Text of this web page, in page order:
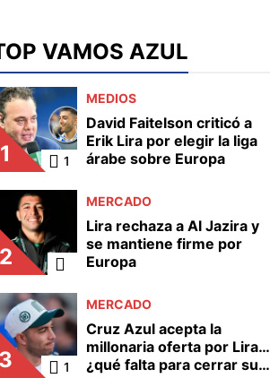
VAMOS AZUL
1 1
MEDIOS
David Faitelson criticó a
Erik Lira por elegir la liga
árabe sobre Europa
MERCADO
Lira rechaza a Al Jazira y
se mantiene firme por
Europa
1
MERCADO
Cruz Azul acepta la
millonaria oferta por Lira…
¿qué falta para cerrar su